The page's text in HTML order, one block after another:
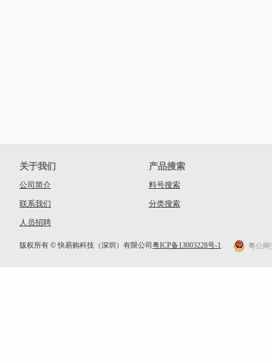
关于我们
公司简介
联系我们
人员招聘
产品搜索
料号搜索
分类搜索
版权所有 © 快易购科技（深圳）有限公司 粤ICP备13003228号-1 粤公网